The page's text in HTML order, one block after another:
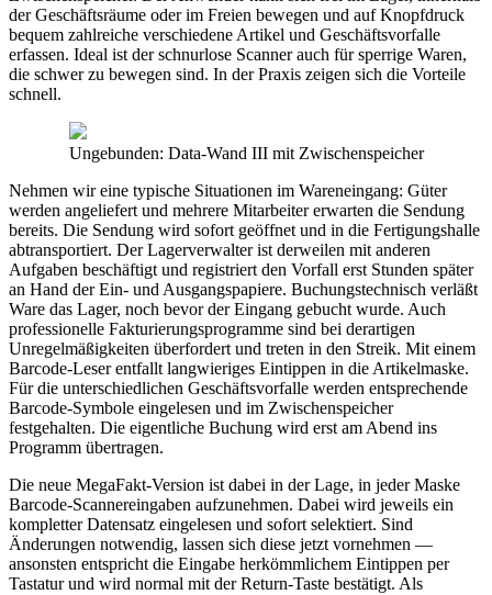
der Geschäftsräume oder im Freien bewegen und auf Knopfdruck
bequem zahlreiche verschiedene Artikel und Geschäftsvorfalle
erfassen. Ideal ist der schnurlose Scanner auch für sperrige Waren,
die schwer zu bewegen sind. In der Praxis zeigen sich die Vorteile
schnell.
Ungebunden: Data-Wand III mit Zwischenspeicher
Nehmen wir eine typische Situationen im Wareneingang: Güter
werden angeliefert und mehrere Mitarbeiter erwarten die Sendung
bereits. Die Sendung wird sofort geöffnet und in die Fertigungshalle
abtransportiert. Der Lagerverwalter ist derweilen mit anderen
Aufgaben beschäftigt und registriert den Vorfall erst Stunden später
an Hand der Ein- und Ausgangspapiere. Buchungstechnisch verläßt
Ware das Lager, noch bevor der Eingang gebucht wurde. Auch
professionelle Fakturierungsprogramme sind bei derartigen
Unregelmäßigkeiten überfordert und treten in den Streik. Mit einem
Barcode-Leser entfallt langwieriges Eintippen in die Artikelmaske.
Für die unterschiedlichen Geschäftsvorfalle werden entsprechende
Barcode-Symbole eingelesen und im Zwischenspeicher
festgehalten. Die eigentliche Buchung wird erst am Abend ins
Programm übertragen.
Die neue MegaFakt-Version ist dabei in der Lage, in jeder Maske
Barcode-Scannereingaben aufzunehmen. Dabei wird jeweils ein
kompletter Datensatz eingelesen und sofort selektiert. Sind
Änderungen notwendig, lassen sich diese jetzt vornehmen —
ansonsten entspricht die Eingabe herkömmlichem Eintippen per
Tastatur und wird normal mit der Return-Taste bestätigt. Als